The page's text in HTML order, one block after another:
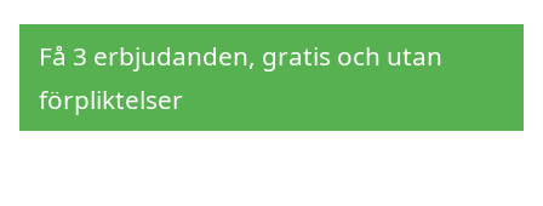
Få 3 erbjudanden, gratis och utan
förpliktelser